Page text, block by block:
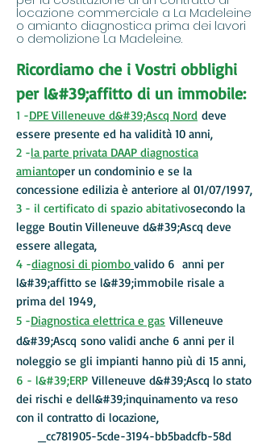
locazione commerciale a La Madeleine
o amianto diagnostica prima dei lavori
o demolizione La Madeleine.
Ricordiamo che i Vostri obblighi
per l&#39;affitto di un immobile:
1 -DPE Villeneuve d&#39;Ascq Nord deve
essere presente ed ha validità 10 anni,
2 -la parte privata DAAP diagnostica
amiantoper un condominio e se la
concessione edilizia è anteriore al 01/07/1997,
3 - il certificato di spazio abitativosecondo la
legge Boutin Villeneuve d&#39;Ascq deve
essere allegata,
4 -diagnosi di piombo valido 6 anni per
l&#39;affitto se l&#39;immobile risale a
prima del 1949,
5 -Diagnostica elettrica e gas Villeneuve
d&#39;Ascq sono validi anche 6 anni per il
noleggio se gli impianti hanno più di 15 anni,
6 - l&#39;ERP Villeneuve d&#39;Ascq lo stato
dei rischi e dell&#39;inquinamento va reso
con il contratto di locazione,
_cc781905-5cde-3194-bb5badcfb-58d